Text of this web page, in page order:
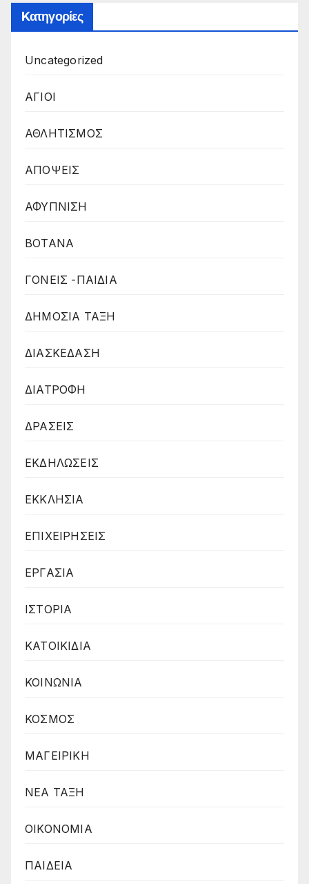
Kατηγορίες
Uncategorized
ΑΓΙΟΙ
ΑΘΛΗΤΙΣΜΟΣ
ΑΠΟΨΕΙΣ
ΑΦΥΠΝΙΣΗ
ΒΟΤΑΝΑ
ΓΟΝΕΙΣ -ΠΑΙΔΙΑ
ΔΗΜΟΣΙΑ ΤΑΞΗ
ΔΙΑΣΚΕΔΑΣΗ
ΔΙΑΤΡΟΦΗ
ΔΡΑΣΕΙΣ
ΕΚΔΗΛΩΣΕΙΣ
ΕΚΚΛΗΣΙΑ
ΕΠΙΧΕΙΡΗΣΕΙΣ
ΕΡΓΑΣΙΑ
ΙΣΤΟΡΙΑ
ΚΑΤΟΙΚΙΔΙΑ
ΚΟΙΝΩΝΙΑ
ΚΟΣΜΟΣ
ΜΑΓΕΙΡΙΚΗ
ΝΕΑ ΤΑΞΗ
ΟΙΚΟΝΟΜΙΑ
ΠΑΙΔΕΙΑ